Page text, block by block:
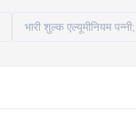
भारी शुल्क एल्यूमीनियम पन्नी;